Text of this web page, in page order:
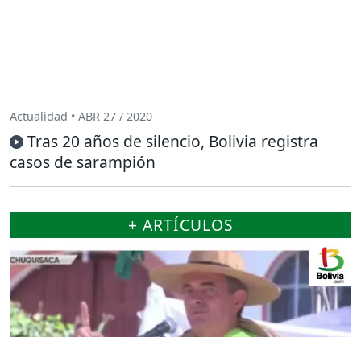
Actualidad • ABR 27 / 2020
Tras 20 años de silencio, Bolivia registra
casos de sarampión
+ ARTÍCULOS